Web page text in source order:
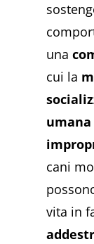
una
cui la
umana
cani
vita in